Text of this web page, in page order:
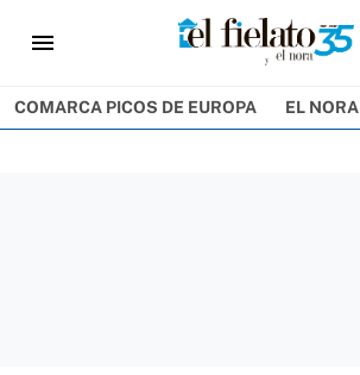
menu
COMARCA PICOS DE EUROPA EL NORA